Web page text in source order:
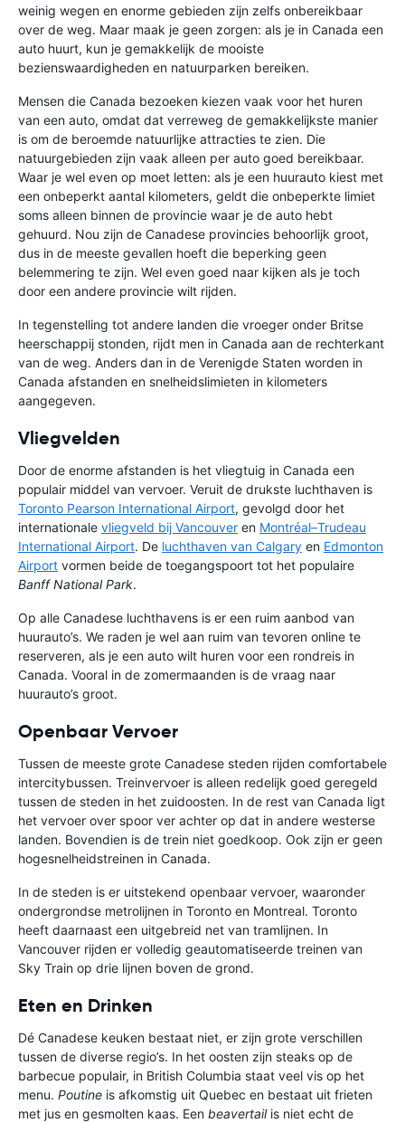
weinig wegen en enorme gebieden zijn zelfs onbereikbaar
over de weg. Maar maak je geen zorgen: als je in Canada een
auto huurt, kun je gemakkelijk de mooiste
bezienswaardigheden en natuurparken bereiken.
Mensen die Canada bezoeken kiezen vaak voor het huren
van een auto, omdat dat verreweg de gemakkelijkste manier
is om de beroemde natuurlijke attracties te zien. Die
natuurgebieden zijn vaak alleen per auto goed bereikbaar.
Waar je wel even op moet letten: als je een huurauto kiest met
een onbeperkt aantal kilometers, geldt die onbeperkte limiet
soms alleen binnen de provincie waar je de auto hebt
gehuurd. Nou zijn de Canadese provincies behoorlijk groot,
dus in de meeste gevallen hoeft die beperking geen
belemmering te zijn. Wel even goed naar kijken als je toch
door een andere provincie wilt rijden.
In tegenstelling tot andere landen die vroeger onder Britse
heerschappij stonden, rijdt men in Canada aan de rechterkant
van de weg. Anders dan in de Verenigde Staten worden in
Canada afstanden en snelheidslimieten in kilometers
aangegeven.
Vliegvelden
Door de enorme afstanden is het vliegtuig in Canada een
populair middel van vervoer. Veruit de drukste luchthaven is
Toronto Pearson International Airport, gevolgd door het
internationale vliegveld bij Vancouver en Montréal–Trudeau
International Airport. De luchthaven van Calgary en Edmonton
Airport vormen beide de toegangspoort tot het populaire
Banff National Park.
Op alle Canadese luchthavens is er een ruim aanbod van
huurauto’s. We raden je wel aan ruim van tevoren online te
reserveren, als je een auto wilt huren voor een rondreis in
Canada. Vooral in de zomermaanden is de vraag naar
huurauto’s groot.
Openbaar Vervoer
Tussen de meeste grote Canadese steden rijden comfortabele
intercitybussen. Treinvervoer is alleen redelijk goed geregeld
tussen de steden in het zuidoosten. In de rest van Canada ligt
het vervoer over spoor ver achter op dat in andere westerse
landen. Bovendien is de trein niet goedkoop. Ook zijn er geen
hogesnelheidstreinen in Canada.
In de steden is er uitstekend openbaar vervoer, waaronder
ondergrondse metrolijnen in Toronto en Montreal. Toronto
heeft daarnaast een uitgebreid net van tramlijnen. In
Vancouver rijden er volledig geautomatiseerde treinen van
Sky Train op drie lijnen boven de grond.
Eten en Drinken
Dé Canadese keuken bestaat niet, er zijn grote verschillen
tussen de diverse regio’s. In het oosten zijn steaks op de
barbecue populair, in British Columbia staat veel vis op het
menu. Poutine is afkomstig uit Quebec en bestaat uit frieten
met jus en gesmolten kaas. Een beavertailis niet echt de